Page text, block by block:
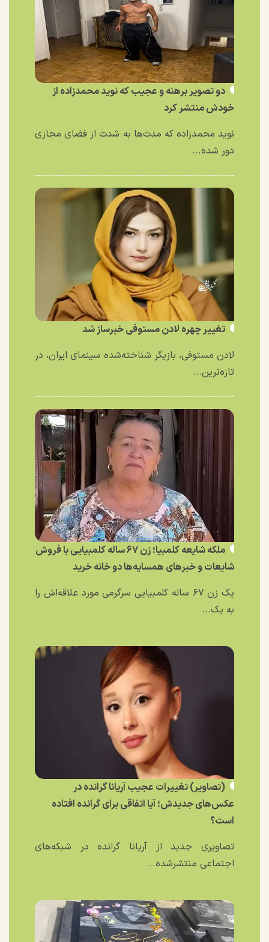
دو تصویر برهنه و عجیب که نوید محمدزاده از
خودش منتشر کرد
نوید محمدزاده که مدت‌ها به شدت از فضای مجازی
دور شده...
تغییر چهره لادن مستوفی خبرساز شد
لادن مستوفی، بازیگر شناخته‌شده سینمای ایران، در
تازه‌ترین...
ملکه شایعه کلمبیا؛ زن ۶۷ ساله کلمبیایی با فروش
شایعات و خبر‌های همسایه‌ها دو خانه خرید
یک زن ۶۷ ساله کلمبیایی سرگرمی مورد علاقه‌اش را
به یک...
(تصاویر) تغییرات عجیب آریانا گرانده در
عکس‌های جدیدش؛ آیا اتفاقی برای گرانده افتاده
است؟
تصاویری جدید از آریانا گرانده در شبکه‌های
اجتماعی منتشرشده...